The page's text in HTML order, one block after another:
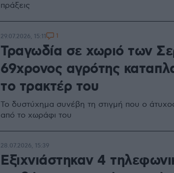
πράξεις
Τραγωδία σε χωριό των
69χρονος αγρότης
το τρακτέρ του
Το δυστύχημα συνέβη τη στιγμή που ο
από το χωράφι του
29.07.2026, 15:11 1
Εξιχνιάστηκαν 4
28.07.2026, 15:39